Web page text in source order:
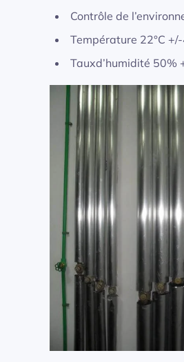
Contrôle de
Température 22°C +/-
Tauxd’humidité 50%